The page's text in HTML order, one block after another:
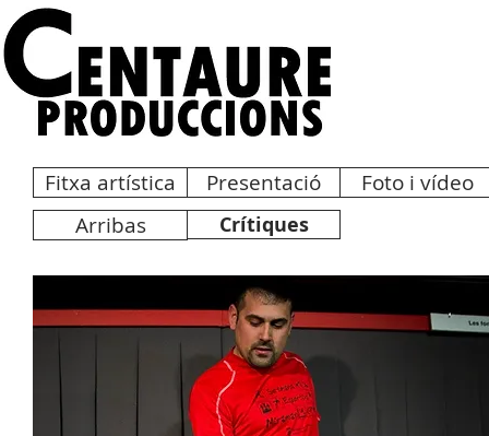
Crítiques
Foto i vídeo
Presentació
Fitxa artística
Arribas